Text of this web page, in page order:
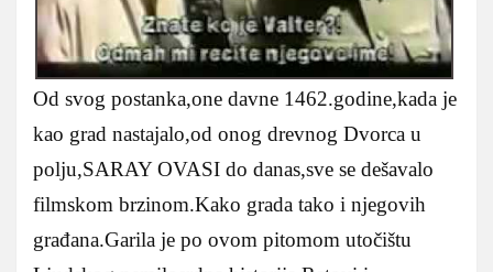
Od svog postanka,one davne 1462.godine,kada je
kao grad nastajalo,od onog drevnog Dvorca u
polju,SARAY OVASI do danas,sve se dešavalo
filmskom brzinom.Kako grada tako i njegovih
građana.Garila je po ovom pitomom utočištu